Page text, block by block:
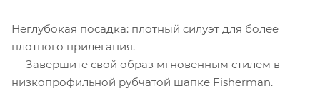
Неглубокая посадка: плотный силуэт для более
плотного прилегания.
Завершите свой образ мгновенным стилем в
низкопрофильной рубчатой ​​шапке Fisherman.